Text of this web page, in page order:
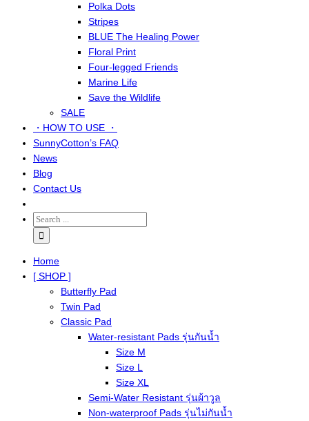
Polka Dots
Stripes
BLUE The Healing Power
Floral Print
Four-legged Friends
Marine Life
Save the Wildlife
SALE
・HOW TO USE ・
SunnyCotton’s FAQ
News
Blog
Contact Us
Home
[ SHOP ]
Butterfly Pad
Twin Pad
Classic Pad
Water-resistant Pads รุ่นกันน้ำ
Size M
Size L
Size XL
Semi-Water Resistant รุ่นผ้าวูล
Non-waterproof Pads รุ่นไม่กันน้ำ